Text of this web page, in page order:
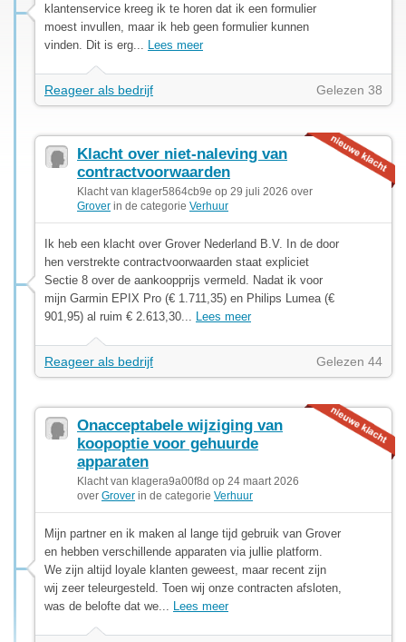
klantenservice kreeg ik te horen dat ik een formulier
moest invullen, maar ik heb geen formulier kunnen
vinden. Dit is erg... Lees meer
Reageer als bedrijf Gelezen 38
Klacht over niet-naleving van
contractvoorwaarden
Klacht van klager5864cb9e op 29 juli 2026 over
Grover in de categorie Verhuur
Ik heb een klacht over Grover Nederland B.V. In de door
hen verstrekte contractvoorwaarden staat expliciet
Sectie 8 over de aankoopprijs vermeld. Nadat ik voor
mijn Garmin EPIX Pro (€ 1.711,35) en Philips Lumea (€
901,95) al ruim € 2.613,30... Lees meer
Reageer als bedrijf Gelezen 44
Onacceptabele wijziging van
koopoptie voor gehuurde
apparaten
Klacht van klagera9a00f8d op 24 maart 2026
over Grover in de categorie Verhuur
Mijn partner en ik maken al lange tijd gebruik van Grover
en hebben verschillende apparaten via jullie platform.
We zijn altijd loyale klanten geweest, maar recent zijn
wij zeer teleurgesteld. Toen wij onze contracten afsloten,
was de belofte dat we... Lees meer